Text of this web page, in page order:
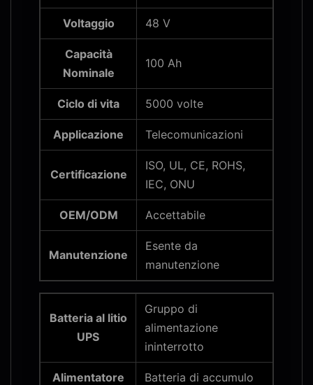
Voltaggio 48 V
Capacità
Nominale
100 Ah
Ciclo di vita 5000 volte
Applicazione Telecomunicazioni
Certificazione
ISO, UL, CE, ROHS,
IEC, ONU
OEM/ODM Accettabile
Manutenzione
Esente da
manutenzione
Batteria al litio
UPS
Gruppo di
alimentazione
ininterrotto
Alimentatore
Batteria di accumulo